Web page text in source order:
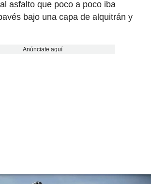
asfalto que poco a poco iba
bajo una capa de alquitrán y
Anúnciate aquí